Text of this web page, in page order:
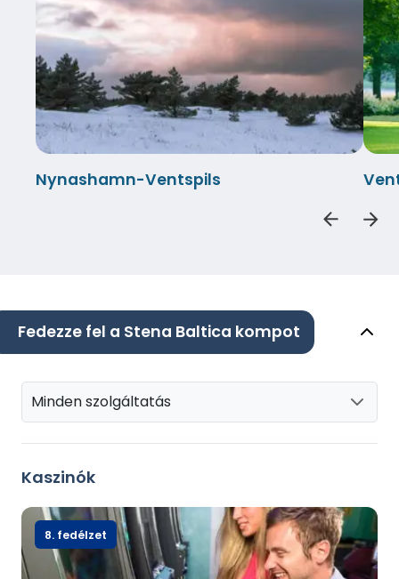
Nynashamn-Ventspils
Fedezze fel a Stena Baltica kompot
Minden szolgáltatás
Kaszinók
8. fedélzet